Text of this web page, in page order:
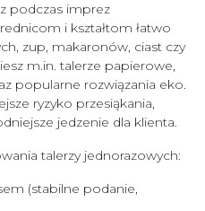
podczas imprez
i kształtom łatwo
zup, makaronów, ciast czy
m.in. talerze papierowe,
popularne rozwiązania eko.
ryzyko przesiąkania,
jedzenie dla klienta.
talerzy jednorazowych:
(stabilne podanie,